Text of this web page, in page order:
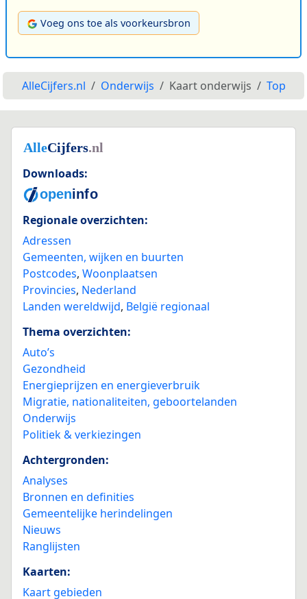
Voeg ons toe als voorkeursbron
AlleCijfers.nl Onderwijs Kaart onderwijs Top
Downloads:
Regionale overzichten:
Adressen
Gemeenten, wijken en buurten
Postcodes, Woonplaatsen
Provincies, Nederland
Landen wereldwijd, België regionaal
Thema overzichten:
Auto’s
Gezondheid
Energieprijzen en energieverbruik
Migratie, nationaliteiten, geboortelanden
Onderwijs
Politiek & verkiezingen
Achtergronden:
Analyses
Bronnen en definities
Gemeentelijke herindelingen
Nieuws
Ranglijsten
Kaarten:
Kaart gebieden